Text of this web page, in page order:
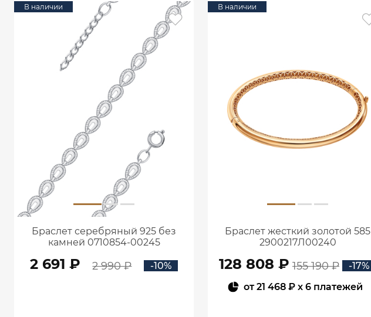
В наличии
Браслет серебряный 925 без
камней 0710854-00245
2 691 ₽ 2 990 ₽ -10%
В наличии
Браслет жесткий золотой 585
2900217Л00240
128 808 ₽ 155 190 ₽
-17%
от21 468 ₽ x 6 платежей